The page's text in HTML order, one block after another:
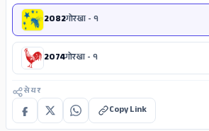
2082गोरखा - १
2074गोरखा - १
सेयर
Copy Link